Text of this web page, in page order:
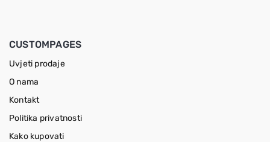
CUSTOMPAGES
Uvjeti prodaje
O nama
Kontakt
Politika privatnosti
Kako kupovati